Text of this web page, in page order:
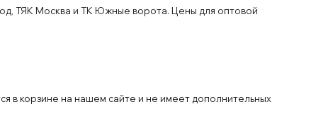
ТЯК Москва и ТК Южные ворота. Цены для оптовой
в корзине на нашем сайте и не имеет дополнительных